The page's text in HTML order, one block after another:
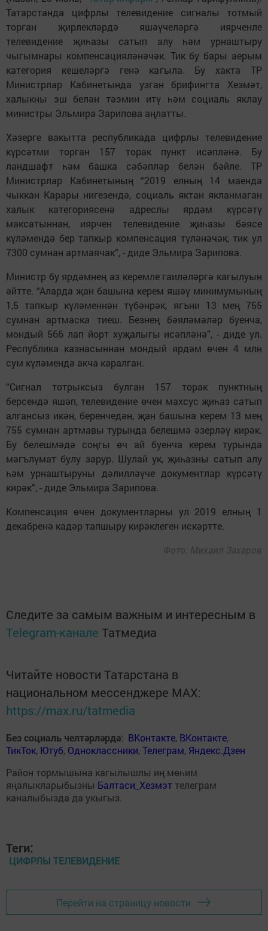
Татарстанда цифрлы телевидение сигналы тотмый
торган җирлекләрдә яшәүчеләргә иярченле
телевидение җиһазы сатып алу һәм урнаштыру
чыгымнары компенсацияләнәчәк. Тик бу бары аерым
категория кешеләргә генә кагыла. Бу хакта ТР
Министрлар Кабинетында узган брифингта Хезмәт,
халыкны эш белән тәэмин итү һәм социаль яклау
министры Эльмира Зарипова аңлатты.
Хәзерге вакытта республикада цифрлы телевидение
күрсәтми торган 157 торак пункт исәпләнә. Бу
ландшафт һәм башка сәбәпләр белән бәйле. ТР
Министрлар Кабинетының “2019 елның 14 маенда
чыккан Карары нигезендә, социаль яктан якланмаган
халык категориясенә адреслы ярдәм күрсәтү
максатыннан, иярчен телевидение җиһазы бәясе
күләмендә бер тапкыр компенсация түләнәчәк, тик ул
7300 сумнан артмаячак”, - диде Эльмира Зарипова.
Министр бу ярдәмнең аз керемле гаиләләргә кагылуын
әйтте. “Аларда җан башына керем яшәү минимумының
1,5 тапкыр күләменнән түбәнрәк, ягъни 13 мең 755
сумнан артмаска тиеш. Безнең бәяләмәләр буенча,
мондый 566 лап йорт хуҗалыгы исәпләнә”, - диде ул.
Республика казнасыннан мондый ярдәм өчен 4 млн
сум күләмендә акча каралган.
“Сигнал тотрыксыз булган 157 торак пунктның
берсендә яшәп, телевидение өчен махсус җиһаз сатып
алгансыз икән, беренчедән, җан башына керем 13 мең
755 сумнан артмавы турында белешмә әзерләү кирәк.
Бу белешмәдә соңгы өч ай буенча керем турында
мәгълүмат булу зарур. Шулай ук, җиһазны сатып алу
һәм урнаштыруны дәлилләүче документлар күрсәтү
кирәк”, - диде Эльмира Зарипова.
Компенсация өчен документларны ул 2019 елның 1
декабренә кадәр тапшыру кирәклеген искәртте.
Фото: Михаил Захаров
Следите за самым важным и интересным в
Telegram-канале Татмедиа
Читайте новости Татарстана в
национальном мессенджере MАХ:
https://max.ru/tatmedia
Без социаль челтәрләрдә: ВКонтакте, ВКонтакте,
ТикТок, Ютуб, Одноклассники,Телеграм, Яндекс.Дзен
Район тормышына кагылышлы иң мөһим
яңалыкларыбызны Балтаси_Хезмэт телеграм
каналыбызда да укыгыз.
Теги:
ЦИФРЛЫ ТЕЛЕВИДЕНИЕ
Перейти на страницу новости